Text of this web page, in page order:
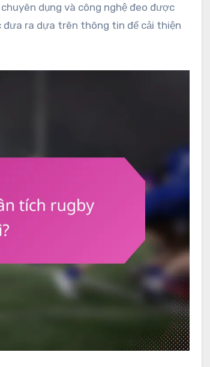
dụng và công nghệ đeo được
ra dựa trên thông tin để cải thiện